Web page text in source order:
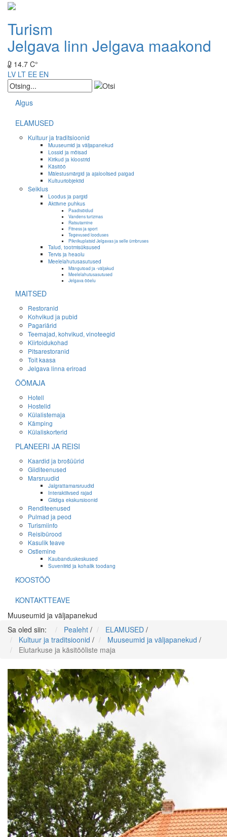
Turism
Jelgava linn Jelgava maakond
14.7 C°
LV LT EE EN
Algus
ELAMUSED
Kultuur ja traditsioonid
Muuseumid ja väljapanekud
Lossid ja mõisad
Kirikud ja kloostrid
Käsitöö
Mälestusmärgid ja ajaloolised paigad
Kultuuriobjektid
Seiklus
Loodus ja pargid
Aktiivne puhkus
Paadisõidud
Vandens turizmas
Ratsutamine
Fitness ja sport
Tegevused looduses
Piknikuplatsid Jelgavas ja selle ümbruses
Talud, tootmisüksused
Tervis ja heaolu
Meelelahutusasutused
Mängutoad ja -väljakud
Meelelahutusasutused
Jelgava ööelu
MAITSED
Restoranid
Kohvikud ja pubid
Pagariärid
Teemajad, kohvikud, vinoteegid
Kiirtoidukohad
Pitsarestoranid
Toit kaasa
Jelgava linna eriroad
ÖÖMAJA
Hotell
Hostelid
Külalistemaja
Kämping
Külaliskorterid
PLANEERI JA REISI
Kaardid ja brošüürid
Giiditeenused
Marsruudid
Jalgrattamarsruudid
Interaktiivsed rajad
Giidiga ekskursioonid
Renditeenused
Pulmad ja peod
Turismiinfo
Reisibürood
Kasulik teave
Ostlemine
Kaubanduskeskused
Suveniirid ja kohalik toodang
KOOSTÖÖ
KONTAKTTEAVE
Muuseumid ja väljapanekud
Sa oled siin:
Pealeht / ELAMUSED /
Kultuur ja traditsioonid / Muuseumid ja väljapanekud /
Elutarkuse ja käsitööliste maja